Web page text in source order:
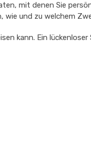
mit denen Sie
wie und zu welchem
kann. Ein